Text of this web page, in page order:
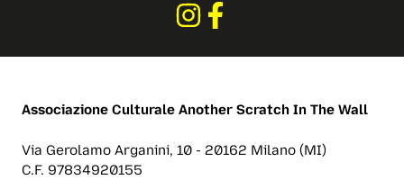
Associazione Culturale Another Scratch In The Wall
Via Gerolamo Arganini, 10 - 20162 Milano (MI)
C.F. 97834920155